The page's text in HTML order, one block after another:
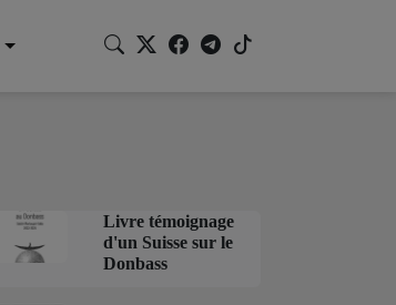
Livre témoignage
d'un Suisse sur le
Donbass